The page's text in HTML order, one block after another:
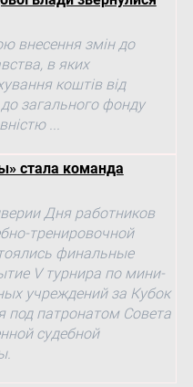
внесення змін до
в яких
коштів від
загального фонду
...
стала команда
Дня работников
тренировочной
финальные
V турнира по мини-
учреждений за Кубок
под патронатом Совета
судебной